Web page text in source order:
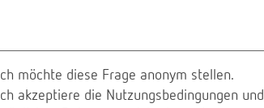
Ich möchte diese Frage anonym stellen.
Ich akzeptiere die Nutzungsbedingungen und